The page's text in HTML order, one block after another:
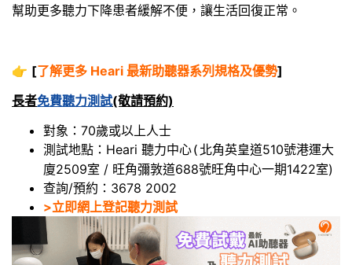
幫助更多聽力下降患者緩解不便，讓生活回復正常。
👉 [了解更多 Heari 最新助聽器系列規格及優勢]
長者免費聽力測試(敬請預約)
對象：70歲或以上人士
測試地點：Heari 聽力中心( 北角英皇道510號港運大
廈2509室 / 旺角彌敦道688號旺角中心一期1422室)
查詢/預約：3678 2002
>立即網上登記聽力測試